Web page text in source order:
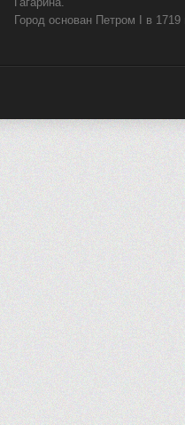
Город основан Петром I в 1719